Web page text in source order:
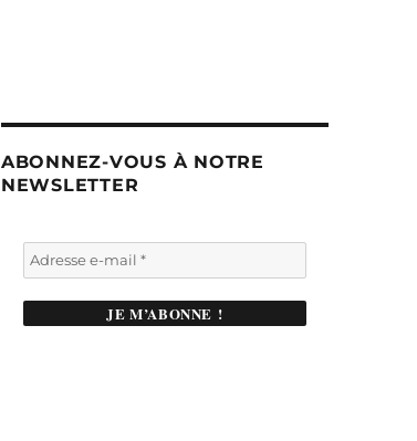
ABONNEZ-VOUS À NOTRE
NEWSLETTER